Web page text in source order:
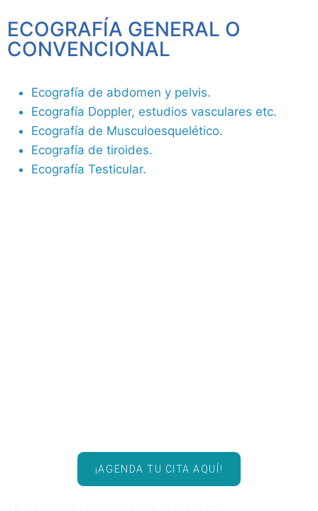
ECOGRAFÍA GENERAL O
CONVENCIONAL
Ecografía de abdomen y pelvis.
Ecografía Doppler, estudios vasculares etc.
Ecografía de Musculoesquelético.
Ecografía de tiroides.
Ecografía Testicular.
¡AGENDA TU CITA AQUÍ!